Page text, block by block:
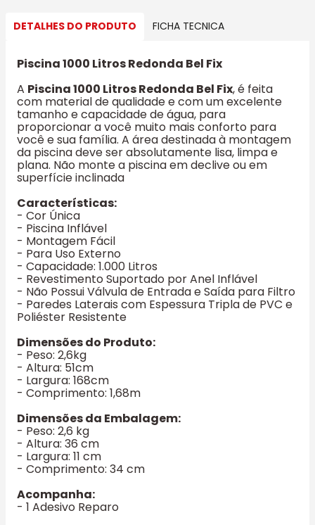
DETALHES DO PRODUTO FICHA TECNICA
Piscina 1000 Litros Redonda Bel Fix
A Piscina 1000 Litros Redonda Bel Fix, é feita
com material de qualidade e com um excelente
tamanho e capacidade de água, para
proporcionar a você muito mais conforto para
você e sua família. A área destinada à montagem
da piscina deve ser absolutamente lisa, limpa e
plana. Não monte a piscina em declive ou em
superfície inclinada
Características:
- Cor Única
- Piscina Inflável
- Montagem Fácil
- Para Uso Externo
- Capacidade: 1.000 Litros
- Revestimento Suportado por Anel Inflável
- Não Possui Válvula de Entrada e Saída para Filtro
- Paredes Laterais com Espessura Tripla de PVC e
Poliéster Resistente
Dimensões do Produto:
- Peso: 2,6kg
- Altura: 51cm
- Largura: 168cm
- Comprimento: 1,68m
Dimensões da Embalagem:
- Peso: 2,6 kg
- Altura: 36 cm
- Largura: 11 cm
- Comprimento: 34 cm
Acompanha:
- 1 Adesivo Reparo